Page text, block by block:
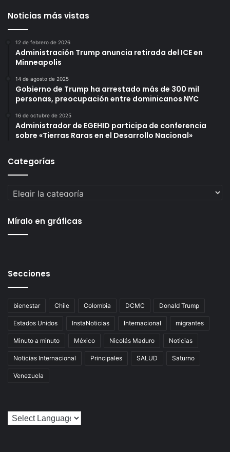
Noticias más vistas
12 de febrero de 2026
Administración Trump anuncia retirada del ICE en
Minneapolis
14 de agosto de 2025
Gobierno de Trump ha arrestado más de 300 mil
personas, preocupación entre dominicanos NYC
16 de octubre de 2025
Administrador de EGEHID participa de conferencia
sobre «Tierras Raras en el Desarrollo Nacional»
Categorías
Categorías
Míralo en gráficas
Secciones
bienestar Chile Colombia DCMC Donald Trump
Estados Unidos InstaNoticias Internacional migrantes
Minuto a minuto México Nicolás Maduro Noticias
Noticias Internacional Principales SALUD Saturno
Venezuela